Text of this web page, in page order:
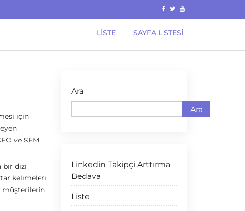
LISTE SAYFA LISTESI
için
ve SEM
bir dizi
kelimeleri
müşterilerin
Ara
Ara
Linkedin Takipçi Arttırma
Bedava
Liste